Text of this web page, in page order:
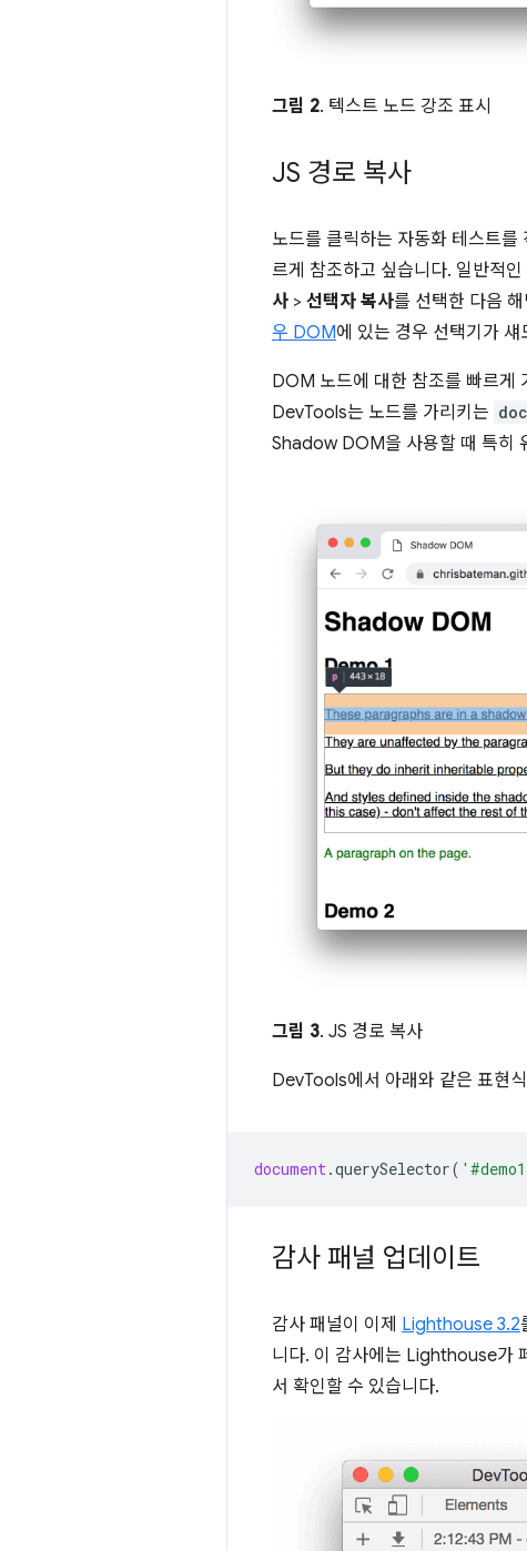
그림 2. 텍스트 노드 강조 표시
JS 경로 복사
노드를 클릭하는 자동화 테스트
르게 참조하고 싶습니다. 일반적
사 > 선택자 복사를 선택한 다음
우 DOM에 있는 경우 선택기가
DOM 노드에 대한 참조를 빠르게
DevTools는 노드를 가리키는
Shadow DOM을 사용할 때 특히
그림 3. JS 경로 복사
DevTools에서 아래와 같은 표현
document.querySelector(
감사 패널 업데이트
감사 패널이 이제 Lighthouse 3.2
니다. 이 감사에는 Lighthouse가
서 확인할 수 있습니다.